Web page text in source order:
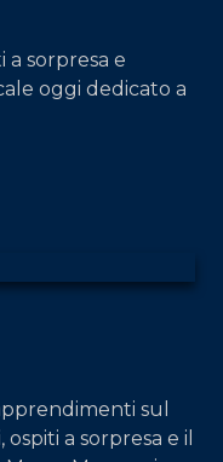
a sorpresa e
oggi dedicato a
sul
a sorpresa e il